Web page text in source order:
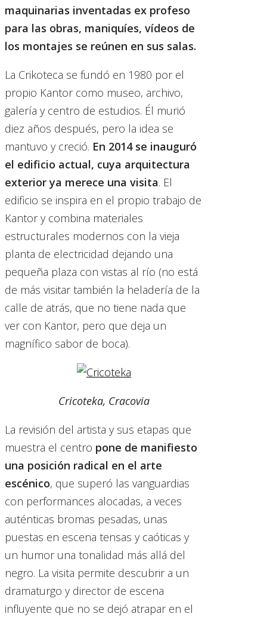
maquinarias inventadas ex profeso
para las obras, maniquíes, vídeos de
los montajes se reúnen en sus salas.
La Crikoteca se fundó en 1980 por el
propio Kantor como museo, archivo,
galería y centro de estudios. Él murió
diez años después, pero la idea se
mantuvo y creció. En 2014 se inauguró
el edificio actual, cuya arquitectura
exterior ya merece una visita. El
edificio se inspira en el propio trabajo de
Kantor y combina materiales
estructurales modernos con la vieja
planta de electricidad dejando una
pequeña plaza con vistas al río (no está
de más visitar también la heladería de la
calle de atrás, que no tiene nada que
ver con Kantor, pero que deja un
magnífico sabor de boca).
Cricoteka, Cracovia
La revisión del artista y sus etapas que
muestra el centro pone de manifiesto
una posición radical en el arte
escénico, que superó las vanguardias
con performances alocadas, a veces
auténticas bromas pesadas, unas
puestas en escena tensas y caóticas y
un humor una tonalidad más allá del
negro. La visita permite descubrir a un
dramaturgo y director de escena
influyente que no se dejó atrapar en el